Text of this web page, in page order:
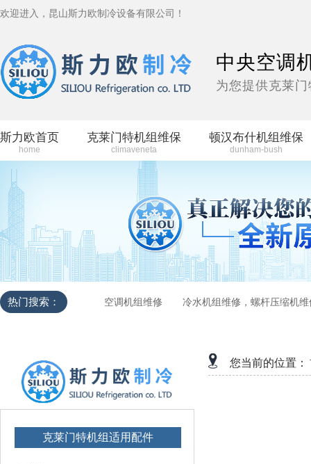
欢迎进入，昆山斯力欧制冷设备有限公司！
中央空调
为您提供克莱
斯力欧首页
home
克莱门特机组维保
climaveneta
顿汉布什机组维保
dunham-bush
热门搜索： 空调机组维修 冷水机组维修，螺杆压缩机
克莱门特机组适用配件
您当前的位置：